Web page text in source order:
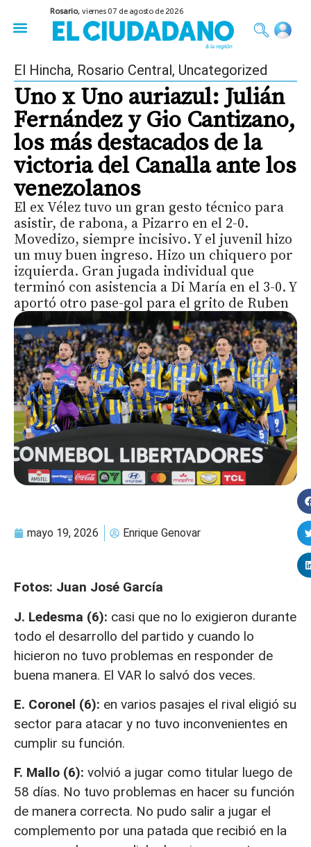
Rosario,viernes 07 de agosto de 2026
El Hincha, Rosario Central, Uncategorized
Uno x Uno auriazul: Julián
Fernández y Gio Cantizano,
los más destacados de la
victoria del Canalla ante los
venezolanos
El ex Vélez tuvo un gran gesto técnico para
asistir, de rabona, a Pizarro en el 2-0.
Movedizo, siempre incisivo. Y el juvenil hizo
un muy buen ingreso. Hizo un chiquero por
izquierda. Gran jugada individual que
terminó con asistencia a Di María en el 3-0. Y
aportó otro pase-gol para el grito de Ruben
mayo 19, 2026 Enrique Genovar
Fotos: Juan José García
J. Ledesma (6): casi que no lo exigieron durante
todo el desarrollo del partido y cuando lo
hicieron no tuvo problemas en responder de
buena manera. El VAR lo salvó dos veces.
E. Coronel (6): en varios pasajes el rival eligió su
sector para atacar y no tuvo inconvenientes en
cumplir su función.
F. Mallo (6): volvió a jugar como titular luego de
58 días. No tuvo problemas en hacer su función
de manera correcta. No pudo salir a jugar el
complemento por una patada que recibió en la